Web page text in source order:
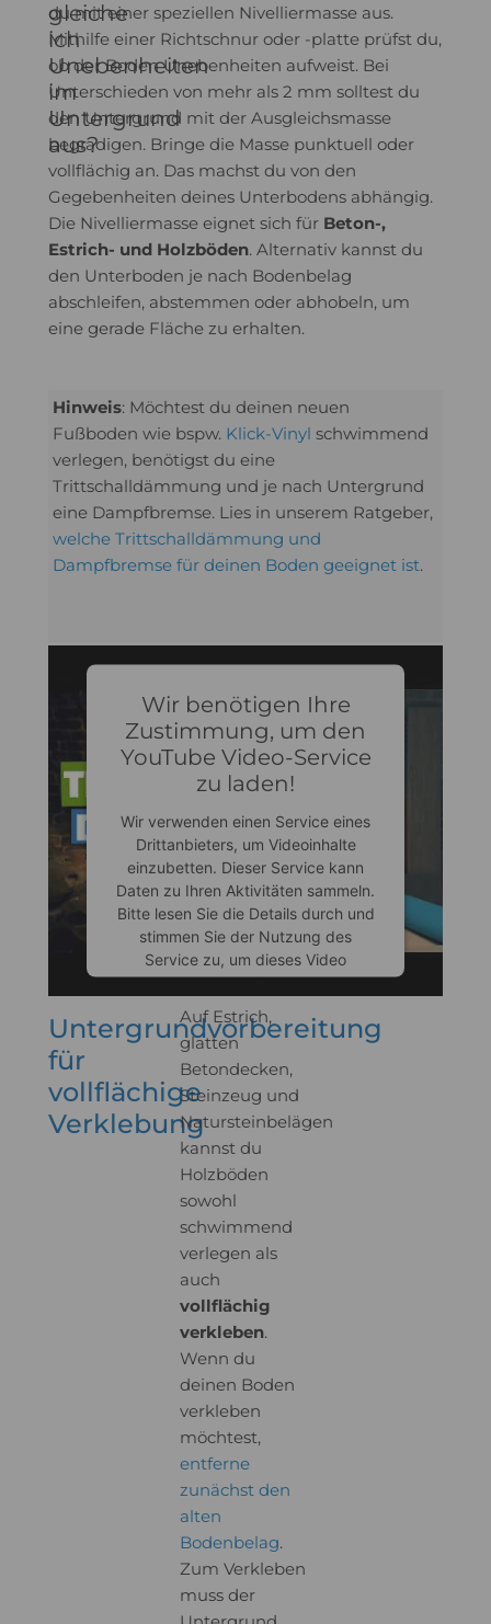
gleiche
ich
Unebenheiten
im
Untergrund
aus?
du mit einer speziellen Nivelliermasse aus.
Mithilfe einer Richtschnur oder -platte prüfst du,
ob der Boden Unebenheiten aufweist. Bei
Unterschieden von mehr als 2 mm solltest du
den Untergrund mit der Ausgleichsmasse
begradigen. Bringe die Masse punktuell oder
vollflächig an. Das machst du von den
Gegebenheiten deines Unterbodens abhängig.
Die Nivelliermasse eignet sich für Beton-,
Estrich- und Holzböden. Alternativ kannst du
den Unterboden je nach Bodenbelag
abschleifen, abstemmen oder abhobeln, um
eine gerade Fläche zu erhalten.
Hinweis: Möchtest du deinen neuen
Fußboden wie bspw. Klick-Vinyl schwimmend
verlegen, benötigst du eine
Trittschalldämmung und je nach Untergrund
eine Dampfbremse. Lies in unserem Ratgeber,
welche Trittschalldämmung und
Dampfbremse für deinen Boden geeignet ist.
Wir benötigen Ihre
Zustimmung, um den
YouTube Video-Service
zu laden!
Wir verwenden einen Service eines
Drittanbieters, um Videoinhalte
einzubetten. Dieser Service kann
Daten zu Ihren Aktivitäten sammeln.
Bitte lesen Sie die Details durch und
stimmen Sie der Nutzung des
Service zu, um dieses Video
anzusehen.
Mehr Informationen
Akzeptieren
powered byUsercentrics Consent
Management Platform
Untergrundvorbereitung
für
vollflächige
Verklebung
Auf Estrich,
glatten
Betondecken,
Steinzeug und
Natursteinbelägen
kannst du
Holzböden
sowohl
schwimmend
verlegen als
auch
vollflächig
verkleben.
Wenn du
deinen Boden
verkleben
möchtest,
entferne
zunächst den
alten
Bodenbelag.
Zum Verkleben
muss der